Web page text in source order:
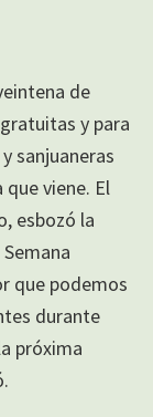
de
y para
sanjuaneras
viene. El
esbozó la
que podemos
durante
próxima